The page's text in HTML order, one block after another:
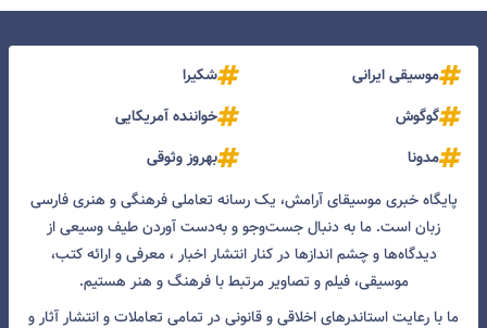
موسیقی ایرانی
شکیرا
گوگوش
خواننده آمریکایی
مدونا
بهروز وثوقی
پایگاه خبری موسیقای آرامش، یک رسانه تعاملی فرهنگی و هنری فارسی
زبان است. ما به دنبال جست‌و‌جو و به‌دست آوردن طیف وسیعی از
دیدگاه‌ها و چشم انداز‌ها در کنار انتشار اخبار ، معرفی و ارائه کتب،
موسیقی، فیلم و تصاویر مرتبط با فرهنگ و هنر هستیم.
ما با رعایت استاندرهای اخلاقی و قانونی در تمامی تعاملات و انتشار آثار و